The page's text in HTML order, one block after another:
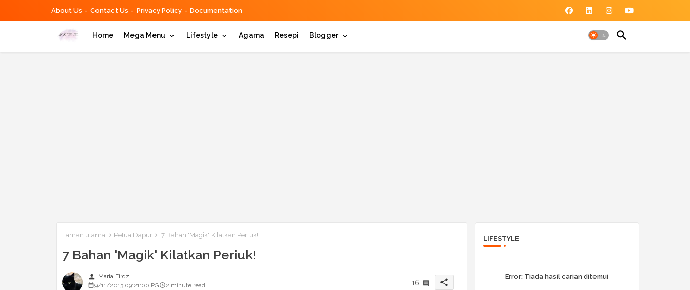
About Us Contact Us Privacy Policy Documentation
Home Mega Menu Lifestyle Agama Resepi Blogger
Laman utama Petua Dapur 7 Bahan 'Magik' Kilatkan Periuk!
7 Bahan 'Magik' Kilatkan Periuk!
person Maria Firdz
9/11/2013 09:21:00 PG
2 minute read 16 share
LIFESTYLE
Error: Tiada hasil carian ditemui